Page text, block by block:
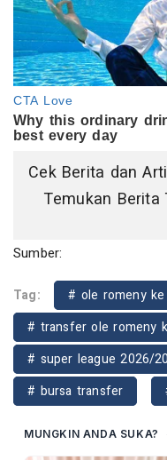
Cek Berita dan
Temukan
Sumber:
Tag:
# ole romeny
# transfer ole romeny
# super league 2026/
# bursa transfer